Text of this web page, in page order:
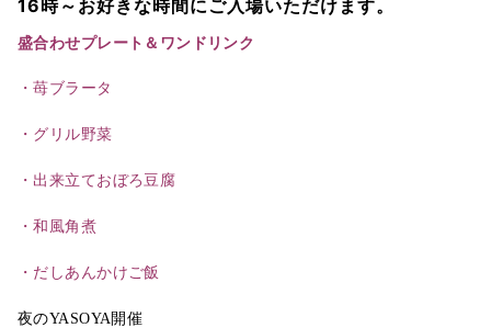
16時～お好きな時間にご入場いただけます。
盛合わせプレート＆ワンドリンク
・苺ブラータ
・グリル野菜
・出来立ておぼろ豆腐
・和風角煮
・だしあんかけご飯
夜のYASOYA開催